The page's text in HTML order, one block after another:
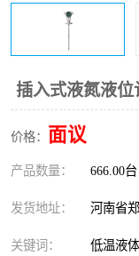
插入式液氮液
价格： 面议
产品数量： 666.00台
发货地址： 河南省
关键词： 低温液
流量仪表